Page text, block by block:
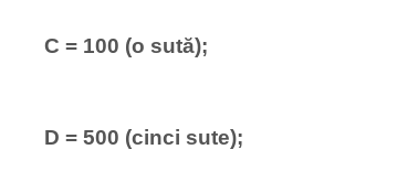
C = 100 (o sută);
D = 500 (cinci sute);